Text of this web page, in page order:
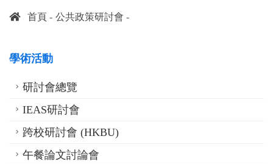
首頁 公共政策研討會
學術活動
研討會總覽
IEAS研討會
跨校研討會 (HKBU)
午餐論文討論會